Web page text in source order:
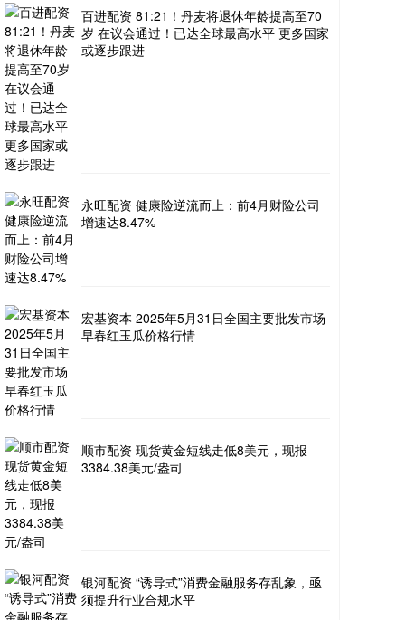
百进配资 81:21！丹麦将退休年龄提高至70
岁 在议会通过！已达全球最高水平 更多国家
或逐步跟进
永旺配资 健康险逆流而上：前4月财险公司
增速达8.47%
宏基资本 2025年5月31日全国主要批发市场
早春红玉瓜价格行情
顺市配资 现货黄金短线走低8美元，现报
3384.38美元/盎司
银河配资 “诱导式”消费金融服务存乱象，亟
须提升行业合规水平